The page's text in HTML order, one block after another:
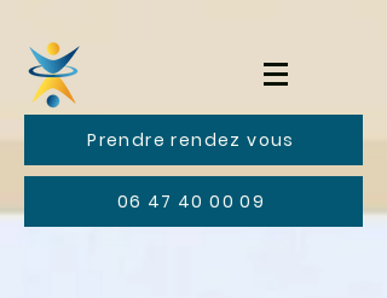
Prendre rendez vous
06 47 40 00 09